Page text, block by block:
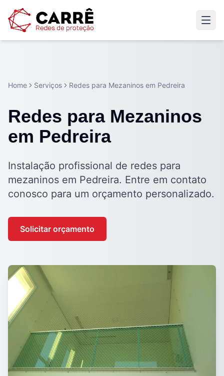
Home Serviços Redes para Mezaninos em Pedreira
Redes para Mezaninos
em Pedreira
Instalação profissional de redes para
mezaninos em Pedreira. Entre em contato
conosco para um orçamento personalizado.
Solicitar orçamento